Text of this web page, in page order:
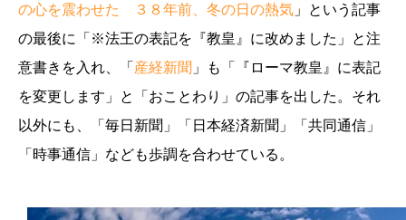
の心を震わせた ３８年前、冬の日の熱気 」という記事
の最後に「※法王の表記を『教皇』に改めました」と注
意書きを入れ、「 産経新聞 」も「『ローマ教皇』に表記
を変更します」と「おことわり」の記事を出した。それ
以外にも、「毎日新聞」「日本経済新聞」「共同通信」
「時事通信」なども歩調を合わせている。